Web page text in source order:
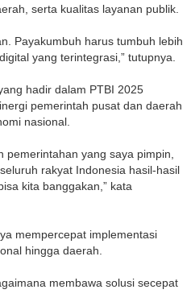
serta kualitas layanan publik.
Payakumbuh harus tumbuh lebih
yang terintegrasi,” tutupnya.
hadir dalam PTBI 2025
pemerintah pusat dan daerah
nasional.
pemerintahan yang saya pimpin,
rakyat Indonesia hasil-hasil
kita banggakan,” kata
mempercepat implementasi
hingga daerah.
membawa solusi secepat